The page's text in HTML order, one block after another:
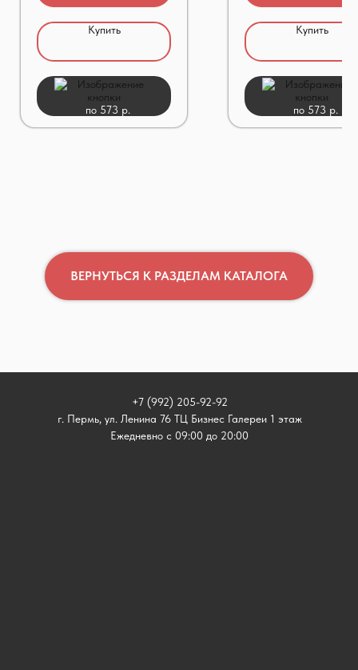
Купить
по 573 р.
Купить
по 573 р.
ВЕРНУТЬСЯ К РАЗДЕЛАМ КАТАЛОГА
+7 (992) 205-92-92
г. Пермь, ул. Ленина 76 ТЦ Бизнес Галереи 1 этаж
Ежедневно с 09:00 до 20:00